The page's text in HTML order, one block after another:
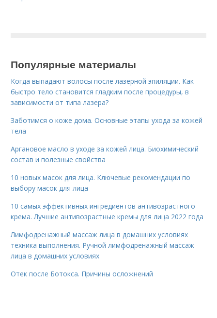
Популярные материалы
Когда выпадают волосы после лазерной эпиляции. Как
быстро тело становится гладким после процедуры, в
зависимости от типа лазера?
Заботимся о коже дома. Основные этапы ухода за кожей
тела
Аргановое масло в уходе за кожей лица. Биохимический
состав и полезные свойства
10 новых масок для лица. Ключевые рекомендации по
выбору масок для лица
10 самых эффективных ингредиентов антивозрастного
крема. Лучшие антивозрастные кремы для лица 2022 года
Лимфодренажный массаж лица в домашних условиях
техника выполнения. Ручной лимфодренажный массаж
лица в домашних условиях
Отек после Ботокса. Причины осложнений